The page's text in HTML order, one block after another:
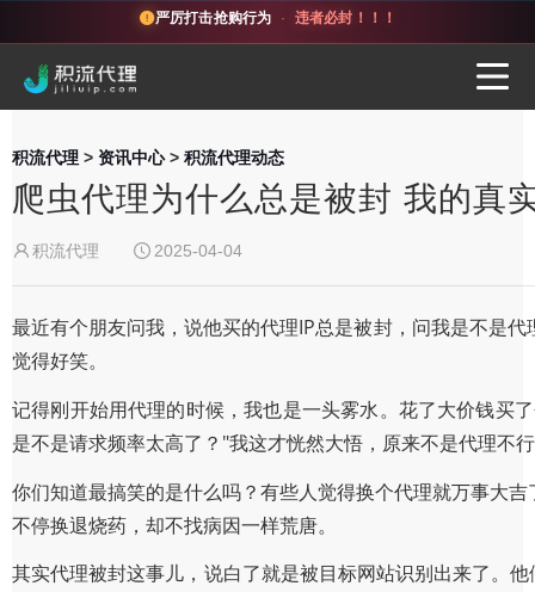
严厉打击抢购行为 · 违者必封！！！
积流代理 > 资讯中心> 积流代理动态
爬虫代理为什么总是被封 我的真
积流代理 2025-04-04
最近有个朋友问我，说他买的代理IP总是被封，问我是不是
觉得好笑。
记得刚开始用代理的时候，我也是一头雾水。花了大价钱买
是不是请求频率太高了？"我这才恍然大悟，原来不是代理不
你们知道最搞笑的是什么吗？有些人觉得换个代理就万事大
不停换退烧药，却不找病因一样荒唐。
其实代理被封这事儿，说白了就是被目标网站识别出来了。